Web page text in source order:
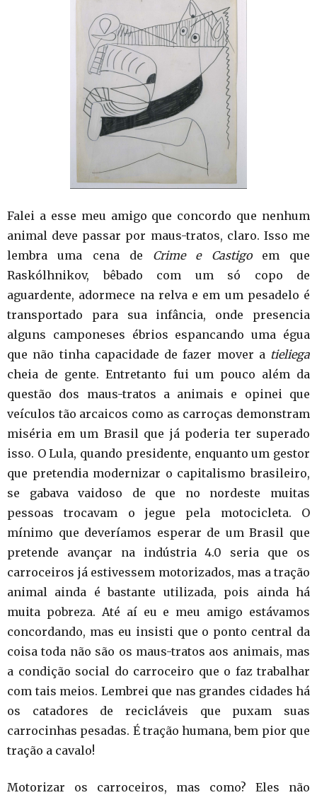
Falei a esse meu amigo que concordo que nenhum
animal deve passar por maus-tratos, claro. Isso me
lembra uma cena de Crime e Castigoem que
Raskólhnikov, bêbado com um só copo de
aguardente, adormece na relva e em um pesadelo é
transportado para sua infância, onde presencia
alguns camponeses ébrios espancando uma égua
que não tinha capacidade de fazer mover a tieliega
cheia de gente. Entretanto fui um pouco além da
questão dos maus-tratos a animais e opinei que
veículos tão arcaicos como as carroças demonstram
miséria em um Brasil que já poderia ter superado
isso. O Lula, quando presidente, enquanto um gestor
que pretendia modernizar o capitalismo brasileiro,
se gabava vaidoso de que no nordeste muitas
pessoas trocavam o jegue pela motocicleta. O
mínimo que deveríamos esperar de um Brasil que
pretende avançar na indústria 4.0 seria que os
carroceiros já estivessem motorizados, mas a tração
animal ainda é bastante utilizada, pois ainda há
muita pobreza. Até aí eu e meu amigo estávamos
concordando, mas eu insisti que o ponto central da
coisa toda não são os maus-tratos aos animais, mas
a condição social do carroceiro que o faz trabalhar
com tais meios. Lembrei que nas grandes cidades há
os catadores de recicláveis que puxam suas
carrocinhas pesadas. É tração humana, bem pior que
tração a cavalo!
Motorizar os carroceiros, mas como? Eles não